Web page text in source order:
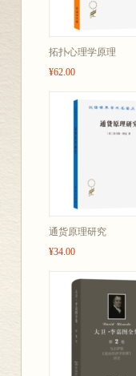
拓扑心理学原理
¥62.00
通货原理研究
¥34.00